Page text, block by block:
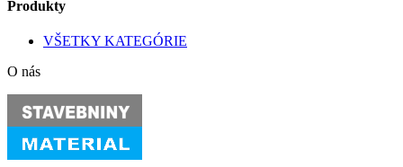
Produkty
VŠETKY KATEGÓRIE
O nás